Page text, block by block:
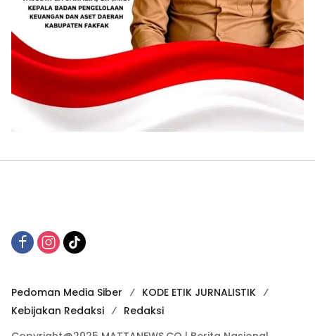
Pedoman Media Siber
KODE ETIK JURNALISTIK
Kebijakan Redaksi
Redaksi